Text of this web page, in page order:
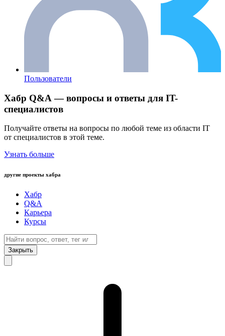
Пользователи
Хабр Q&A — вопросы и ответы для IT-
специалистов
Получайте ответы на вопросы по любой теме из области IT
от специалистов в этой теме.
Узнать больше
другие проекты хабра
Хабр
Q&A
Карьера
Курсы
Закрыть